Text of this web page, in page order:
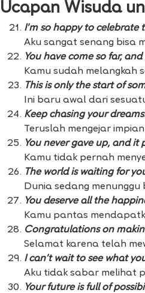
Ucapan Wisuda
I’m so happy to celebrate
Aku sangat senang bisa
You have come so far,
Kamu sudah melangkah
This is only the start of
Ini baru awal dari
Keep chasing your
Teruslah mengejar
You never gave up, and it
Kamu tidak pernah
The world is waiting for
Dunia sedang
You deserve all the
Kamu pantas
Congratulations on
Selamat karena telah
I can’t wait to see what
Aku tidak sabar melihat
Your future is full of